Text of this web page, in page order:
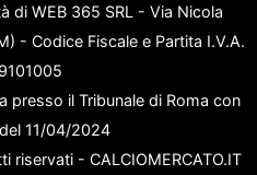
di WEB 365 SRL - Via Nicola
- Codice Fiscale e Partita I.V.A.
presso il Tribunale di Roma con
11/04/2024
- CALCIOMERCATO.IT